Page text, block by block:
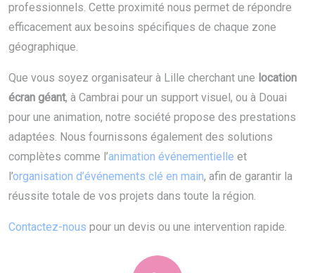
professionnels. Cette proximité nous permet de répondre
efficacement aux besoins spécifiques de chaque zone
géographique.
Que vous soyez organisateur à Lille cherchant une location
écran géant, à Cambrai pour un support visuel, ou à Douai
pour une animation, notre société propose des prestations
adaptées. Nous fournissons également des solutions
complètes comme l’animation événementielle et
l’organisation d’événements clé en main, afin de garantir la
réussite totale de vos projets dans toute la région.
Contactez-nous pour un devis ou une intervention rapide.